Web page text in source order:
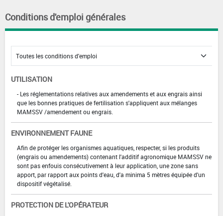
Conditions d'emploi générales
UTILISATION
- Les réglementations relatives aux amendements et aux engrais ainsi
que les bonnes pratiques de fertilisation s'appliquent aux mélanges
MAMSSV /amendement ou engrais.
ENVIRONNEMENT FAUNE
Afin de protéger les organismes aquatiques, respecter, si les produits
(engrais ou amendements) contenant l'additif agronomique MAMSSV ne
sont pas enfouis consécutivement à leur application, une zone sans
apport, par rapport aux points d'eau, d'a minima 5 mètres équipée d'un
dispositif végétalisé.
PROTECTION DE L'OPÉRATEUR